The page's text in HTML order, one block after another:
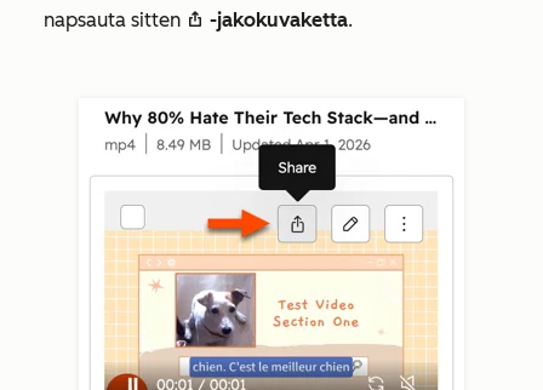
napsauta sitten shareIcon -jakokuvaketta.